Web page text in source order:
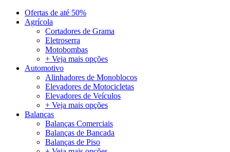
Ofertas de até 50%
Agrícola
Cortadores de Grama
Eletroserra
Motobombas
+ Veja mais opções
Automotivo
Alinhadores de Monoblocos
Elevadores de Motocicletas
Elevadores de Veículos
+ Veja mais opções
Balanças
Balanças Comerciais
Balanças de Bancada
Balanças de Piso